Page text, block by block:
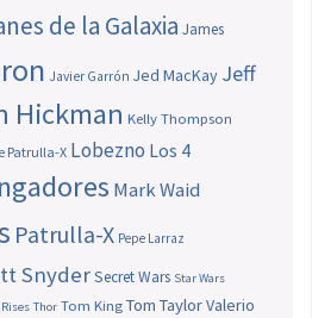
de la Galaxia James
Javier Garrón Jed MacKay Jeff
Hickman Kelly Thompson
Patrulla-X Lobezno Los 4
Mark Waid
Patrulla-X Pepe Larraz
SnyderSecret Wars Star Wars
Thor Tom King Tom TaylorValerio